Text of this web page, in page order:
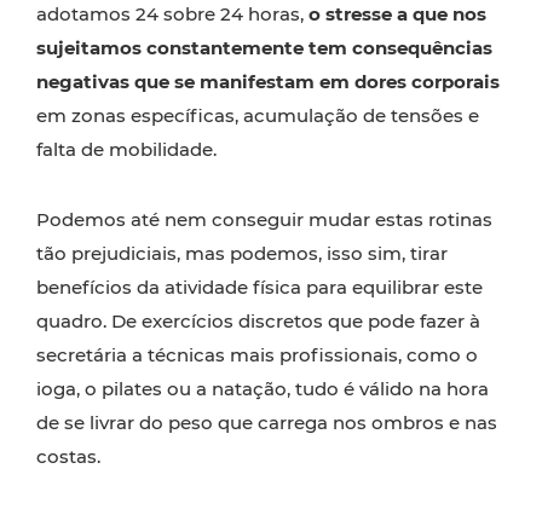
adotamos 24 sobre 24 horas, o stresse a que nos
sujeitamos constantemente tem consequências
negativas que se manifestam em dores corporais
em zonas específicas, acumulação de tensões e
falta de mobilidade.
Podemos até nem conseguir mudar estas rotinas
tão prejudiciais, mas podemos, isso sim, tirar
benefícios da atividade física para equilibrar este
quadro. De exercícios discretos que pode fazer à
secretária a técnicas mais profissionais, como o
ioga, o pilates ou a natação, tudo é válido na hora
de se livrar do peso que carrega nos ombros e nas
costas.